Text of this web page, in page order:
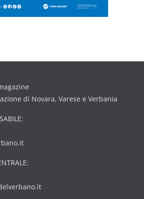
di Novara, Varese e Verbania